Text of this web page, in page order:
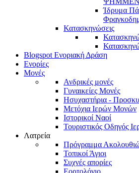
Ίδρυμα
Κατασκηνώσεις
Blogspot Ενοριακή Δράση
Ενορίες
Μονές
Ανδρικές μονές
Γυναικείες Μονές
Ησυχαστήρια -
Μετόχια Ιερών Μονών
Ιστορικοί Ναοί
Τουριστικός Οδηγός
Λατρεία
Πρόγραμμα
Τοπικοί Άγιοι
Συχνές απορίες
Εορτολόγιο